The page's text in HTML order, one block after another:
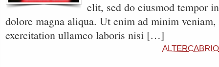
elit, sed do eiusmod tempor
dolore magna aliqua. Ut enim ad minim
exercitation ullamco laboris nisi […]
ALTERCABRIO